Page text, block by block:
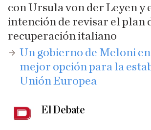
con Ursula von der Leyen y
intención de revisar el plan
recuperación italiano
Un gobierno de Meloni
mejor opción para la
Unión Europea
El Debate